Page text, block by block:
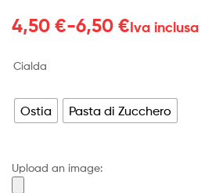
4,50 €-6,50 €
Fascia
da
a
Iva inclusa
Cialda
Ostia Pasta di Zucchero
Upload an image: